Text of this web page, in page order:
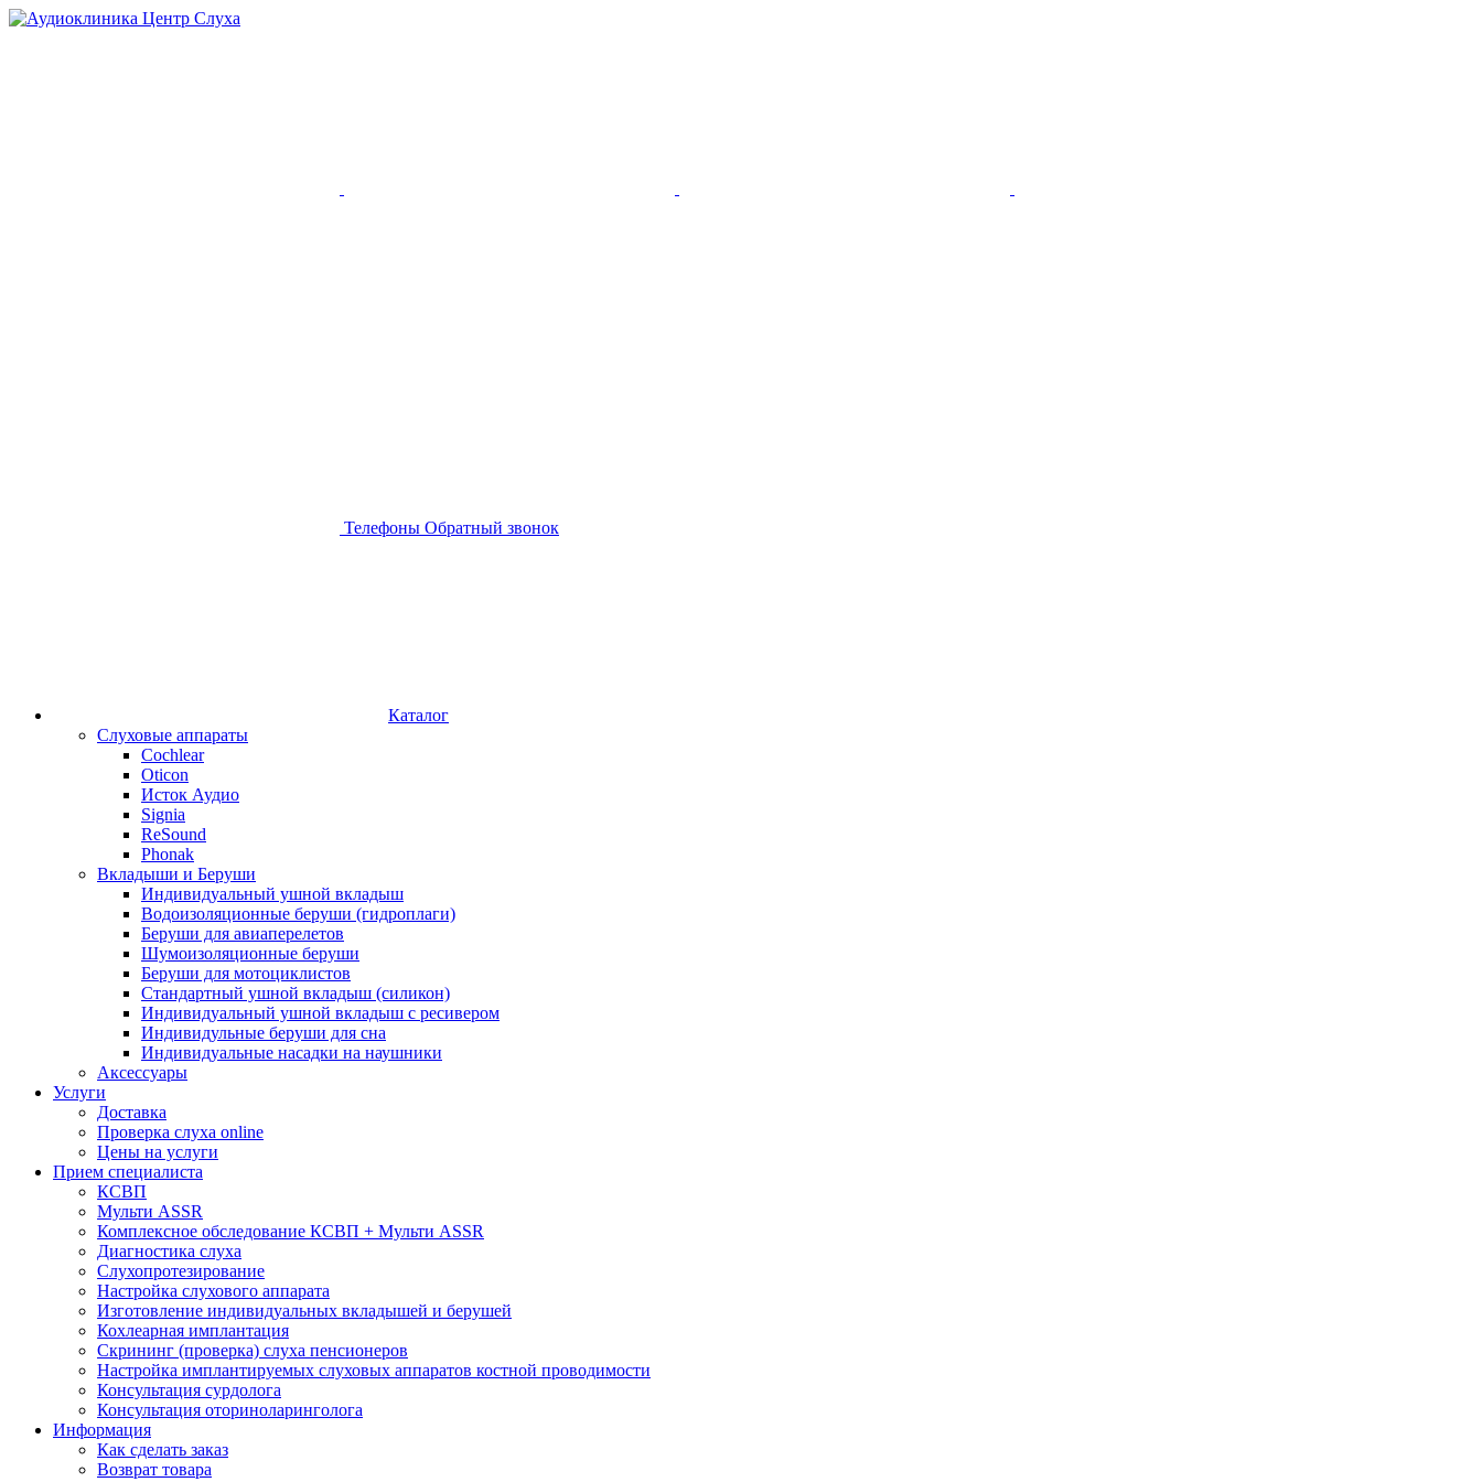
Телефоны Обратный звонок
Каталог
Слуховые аппараты
Cochlear
Oticon
Исток Аудио
Signia
ReSound
Phonak
Вкладыши и Беруши
Индивидуальный ушной вкладыш
Водоизоляционные беруши (гидроплаги)
Беруши для авиаперелетов
Шумоизоляционные беруши
Беруши для мотоциклистов
Стандартный ушной вкладыш (силикон)
Индивидуальный ушной вкладыш с ресивером
Индивидульные беруши для сна
Индивидуальные насадки на наушники
Аксессуары
Услуги
Доставка
Проверка слуха online
Цены на услуги
Прием специалиста
КСВП
Мульти ASSR
Комплексное обследование КСВП + Мульти ASSR
Диагностика слуха
Слухопротезирование
Настройка слухового аппарата
Изготовление индивидуальных вкладышей и берушей
Кохлеарная имплантация
Скрининг (проверка) слуха пенсионеров
Настройка имплантируемых слуховых аппаратов костной проводимости
Консультация сурдолога
Консультация оториноларинголога
Информация
Как сделать заказ
Возврат товара